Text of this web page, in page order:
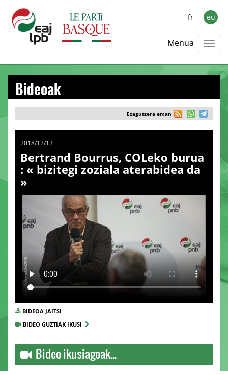
fr eu
Menua
Bideoak
Ezagutzera eman
2018/12/13
Bertrand Bourrus, COLeko burua
: « bizitegi zoziala aterabidea da
»
BIDEOA JAITSI
BIDEO GUZTIAK IKUSI
Bideo ikusiagoak...